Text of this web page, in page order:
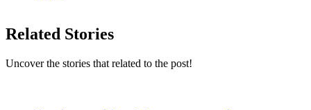
Related Stories
Uncover the stories that related to the post!